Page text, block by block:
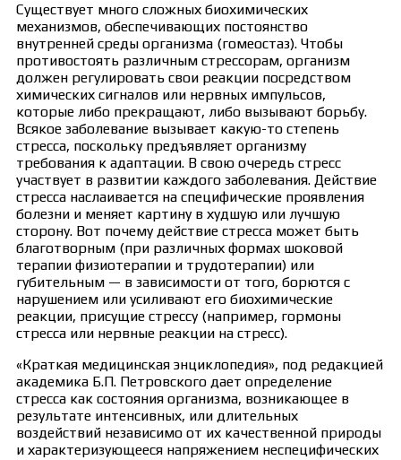
Существует много сложных биохимических
механизмов, обеспечивающих постоянство
внутренней среды организма (гомеостаз). Чтобы
противостоять различным стрессорам, организм
должен регулировать свои реакции посредством
химических сигналов или нервных импульсов,
которые либо прекращают, либо вызывают борьбу.
Всякое заболевание вызывает какую-то степень
стресса, поскольку предъявляет организму
требования к адаптации. В свою очередь стресс
участвует в развитии каждого заболевания. Действие
стресса наслаивается на специфические проявления
болезни и меняет картину в худшую или лучшую
сторону. Вот почему действие стресса может быть
благотворным (при различных формах шоковой
терапии физиотерапии и трудотерапии) или
губительным — в зависимости от того, борются с
нарушением или усиливают его биохимические
реакции, присущие стрессу (например, гормоны
стресса или нервные реакции на стресс).
«Краткая медицинская энциклопедия», под редакцией
академика Б.П. Петровского дает определение
стресса как состояния организма, возникающее в
результате интенсивных, или длительных
воздействий независимо от их качественной природы
и характеризующееся напряжением неспецифических